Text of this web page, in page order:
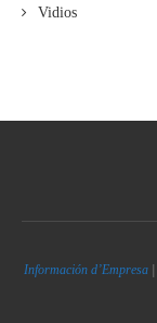
Vidios
Información d’Empresa